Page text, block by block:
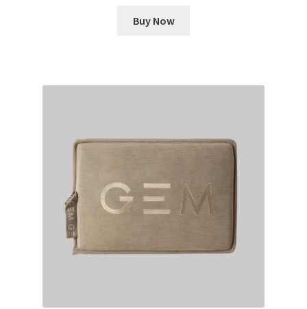
Buy Now